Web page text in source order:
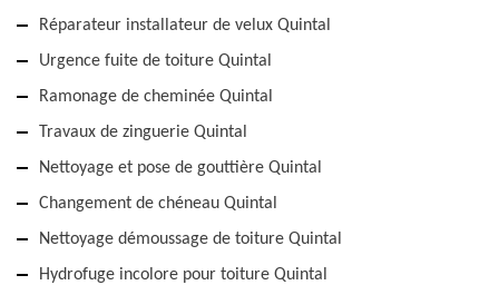
Réparateur installateur de velux Quintal
Urgence fuite de toiture Quintal
Ramonage de cheminée Quintal
Travaux de zinguerie Quintal
Nettoyage et pose de gouttière Quintal
Changement de chéneau Quintal
Nettoyage démoussage de toiture Quintal
Hydrofuge incolore pour toiture Quintal